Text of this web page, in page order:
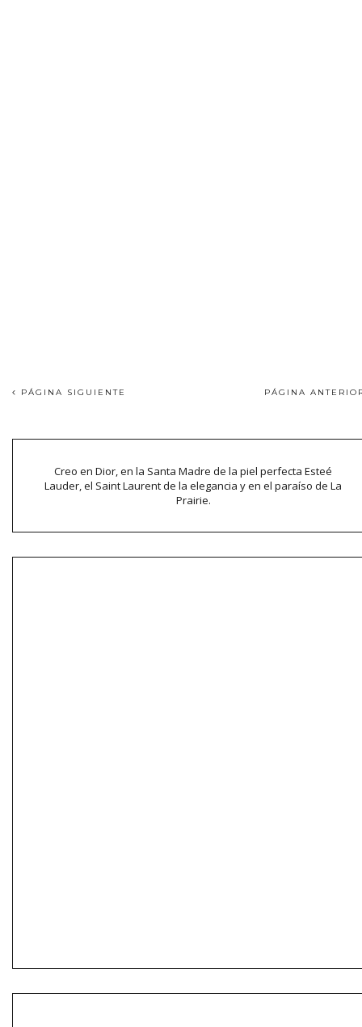
PÁGINA SIGUIENTE PÁGINA
Creo en Dior, en la Santa Madre de la piel perfecta Esteé
Lauder, el Saint Laurent de la elegancia y en el paraíso de La
Prairie.